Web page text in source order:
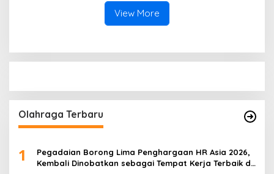
Kebersihan Lingkungan
View More
Olahraga Terbaru
1
Pegadaian Borong Lima Penghargaan HR Asia 2026,
Kembali Dinobatkan sebagai Tempat Kerja Terbaik di